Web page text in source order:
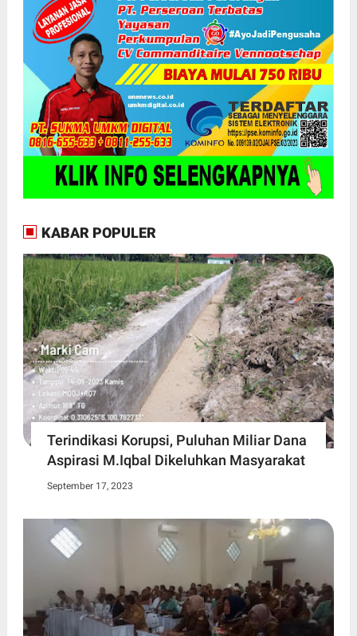
KABAR POPULER
Terindikasi Korupsi, Puluhan Miliar Dana
Aspirasi M.Iqbal Dikeluhkan Masyarakat
September 17, 2023